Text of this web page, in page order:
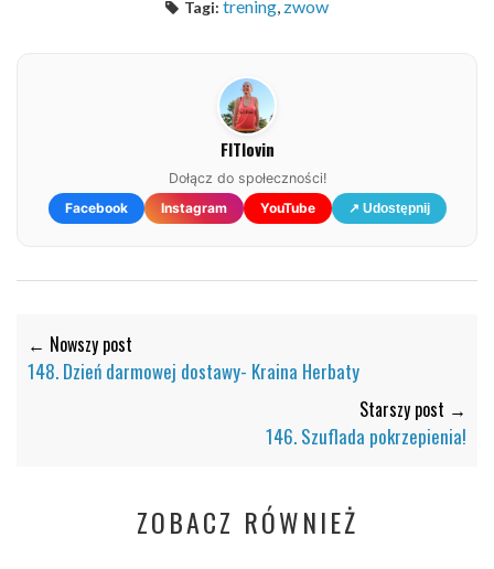
Tagi: trening, zwow
FITlovin
Dołącz do społeczności!
Facebook
Instagram YouTube ↗ Udostępnij
← Nowszy post
148. Dzień darmowej dostawy- Kraina Herbaty
Starszy post →
146. Szuflada pokrzepienia!
ZOBACZ RÓWNIEŻ